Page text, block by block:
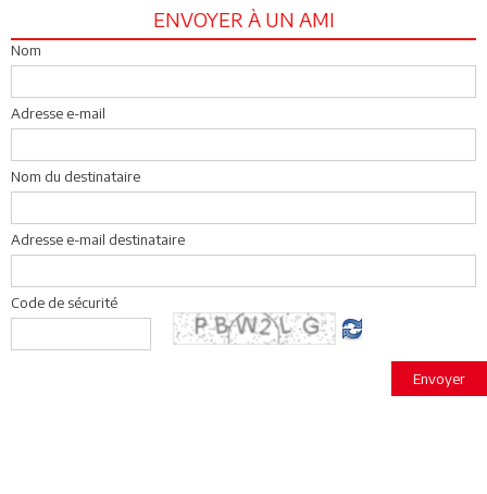
ENVOYER À UN AMI
Nom
Adresse e-mail
Nom du destinataire
Adresse e-mail destinataire
Code de sécurité
Envoyer